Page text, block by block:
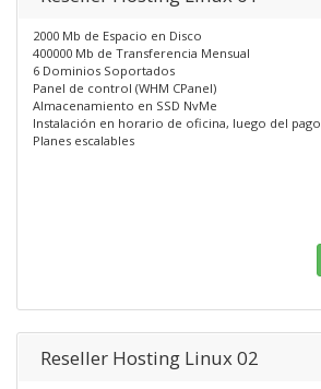
2000 Mb de Espacio en Disco
400000 Mb de Transferencia Mensual
6 Dominios Soportados
Panel de control (WHM CPanel)
Almacenamiento en SSD NvMe
Instalación en horario de oficina, luego del pago
Planes escalables
Reseller Hosting Linux 02